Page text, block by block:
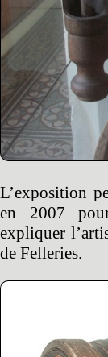
L’exposition
en 2007
expliquer
de Felleries.